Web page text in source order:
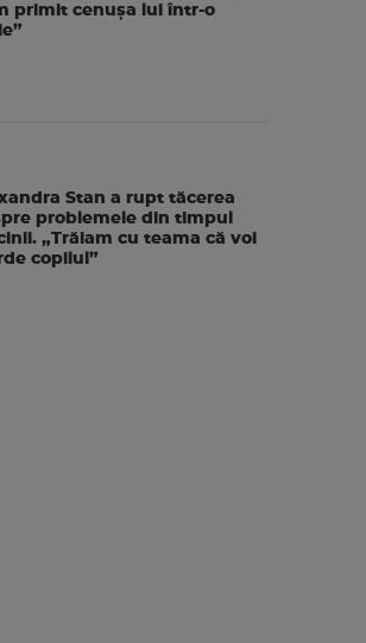
primit cenușa lui într-o
Stan a rupt tăcerea
problemele din timpul
„Trăiam cu teama că voi
copilul”